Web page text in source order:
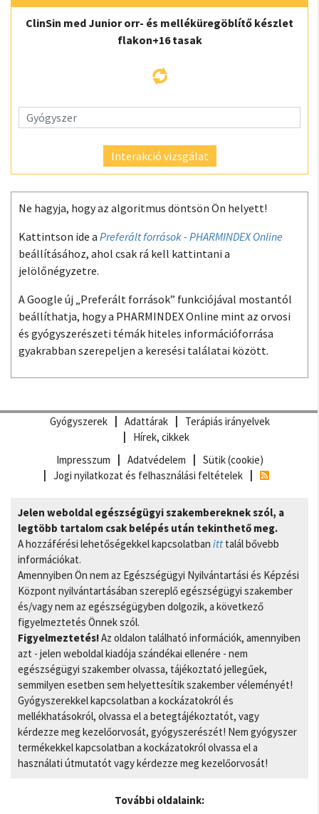
ClinSin med Junior orr- és melléküregöblítő készlet
flakon+16 tasak
Interakció vizsgálat
Ne hagyja, hogy az algoritmus döntsön Ön helyett!
Kattintson ide a Preferált források - PHARMINDEX Online
beállításához, ahol csak rá kell kattintani a
jelölőnégyzetre.
A Google új „Preferált források” funkciójával mostantól
beállíthatja, hogy a PHARMINDEX Online mint az orvosi
és gyógyszerészeti témák hiteles információforrása
gyakrabban szerepeljen a keresési találatai között.
Gyógyszerek Adattárak
Terápiás irányelvek
Hírek, cikkek
Impresszum
Adatvédelem
Sütik (cookie)
Jogi nyilatkozat és felhasználási feltételek
Jelen weboldal egészségügyi szakembereknek szól, a
legtöbb tartalom csak belépés után tekinthető meg.
A hozzáférési lehetőségekkel kapcsolatban itt talál bővebb
információkat.
Amennyiben Ön nem az Egészségügyi Nyilvántartási és Képzési
Központ nyilvántartásában szereplő egészségügyi szakember
és/vagy nem az egészségügyben dolgozik, a következő
figyelmeztetés Önnek szól.
Figyelmeztetés!Az oldalon található információk, amennyiben
azt - jelen weboldal kiadója szándékai ellenére - nem
egészségügyi szakember olvassa, tájékoztató jellegűek,
semmilyen esetben sem helyettesítik szakember véleményét!
Gyógyszerekkel kapcsolatban a kockázatokról és
mellékhatásokról, olvassa el a betegtájékoztatót, vagy
kérdezze meg kezelőorvosát, gyógyszerészét! Nem gyógyszer
termékekkel kapcsolatban a kockázatokról olvassa el a
használati útmutatót vagy kérdezze meg kezelőorvosát!
További oldalaink: